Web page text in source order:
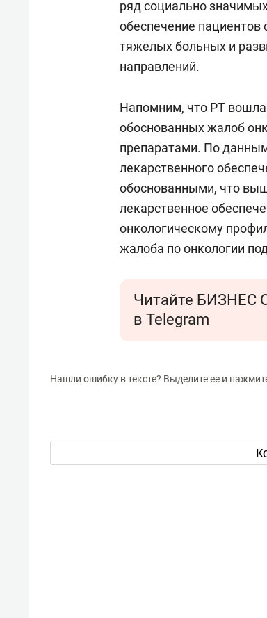
ряд социально
обеспечение
тяжелых больных и
направлений.
Напомним, что РТ вошла
обоснованных жалоб
препаратами. По
лекарственного
обоснованными, что
лекарственное
онкологическому
жалоба по онкологии
Читайте БИЗНЕС
в Telegram
Нашли ошибку в тексте? Выделите ее и